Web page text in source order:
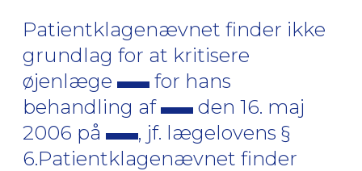
Patientklagenævnet finder ikke
grundlag for at kritisere
øjenlæge
for hans
behandling af
den 16. maj
2006 på
, jf. lægelovens §
6.Patientklagenævnet finder